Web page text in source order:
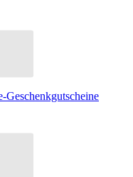
Geschenkgutscheine